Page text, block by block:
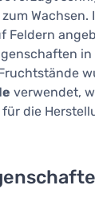
Wachsen.
Feldern
in
verwendet,
die